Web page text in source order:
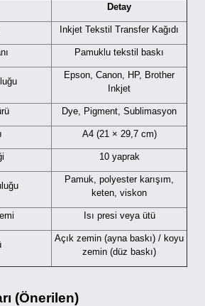
Detay
Inkjet Tekstil Transfer Kağıdı
Pamuklu tekstil baskı
Epson, Canon, HP, Brother
Inkjet
Dye, Pigment, Sublimasyon
A4 (21 × 29,7 cm)
10 yaprak
Pamuk, polyester karışım,
keten, viskon
Isı presi veya ütü
Açık zemin (ayna baskı) / koyu
zemin (düz baskı)
(Önerilen)